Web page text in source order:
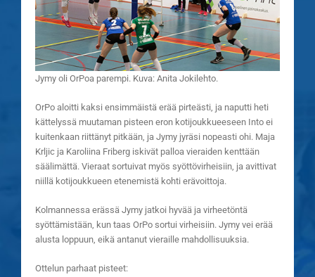
Jymy oli OrPoa parempi. Kuva: Anita Jokilehto.
OrPo aloitti kaksi ensimmäistä erää pirteästi, ja naputti heti
kättelyssä muutaman pisteen eron kotijoukkueeseen Into ei
kuitenkaan riittänyt pitkään, ja Jymy jyräsi nopeasti ohi. Maja
Krljic ja Karoliina Friberg iskivät palloa vieraiden kenttään
säälimättä. Vieraat sortuivat myös syöttövirheisiin, ja avittivat
niillä kotijoukkueen etenemistä kohti erävoittoja.
Kolmannessa erässä Jymy jatkoi hyvää ja virheetöntä
syöttämistään, kun taas OrPo sortui virheisiin. Jymy vei erää
alusta loppuun, eikä antanut vieraille mahdollisuuksia.
Ottelun parhaat pisteet: